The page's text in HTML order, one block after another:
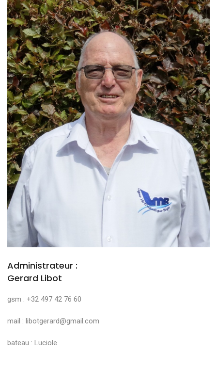
Administrateur :
Gerard Libot
gsm : +32 497 42 76 60
mail : libotgerard@gmail.com
bateau : Luciole